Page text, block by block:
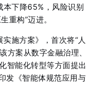
下降65%，风险识别
重构”迈进。
施方案》，首次将“人
方案从数字金融治理、
智能化转型等方面提出
发《智能体规范应用与